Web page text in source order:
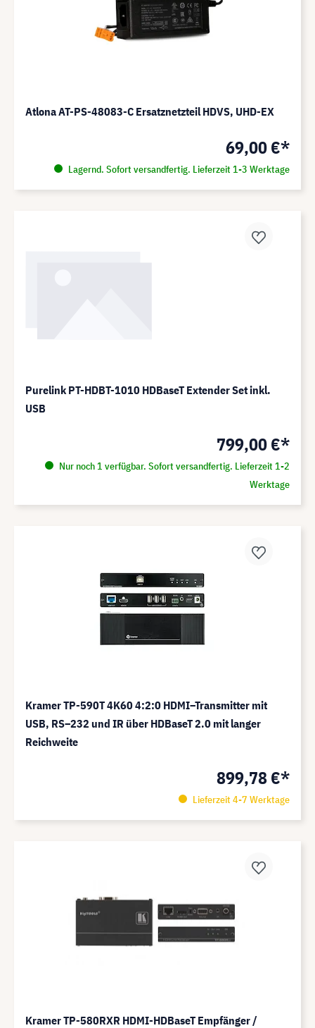
Atlona AT-PS-48083-C Ersatznetzteil HDVS, UHD-EX
69,00 €*
Lagernd. Sofort versandfertig. Lieferzeit 1-3 Werktage
Purelink PT-HDBT-1010 HDBaseT Extender Set inkl.
USB
799,00 €*
Nur noch 1 verfügbar. Sofort versandfertig. Lieferzeit 1-2
Werktage
Kramer TP-590T 4K60 4:2:0 HDMI–Transmitter mit
USB, RS–232 und IR über HDBaseT 2.0 mit langer
Reichweite
899,78 €*
Lieferzeit 4-7 Werktage
Kramer TP-580RXR HDMI-HDBaseT Empfänger /